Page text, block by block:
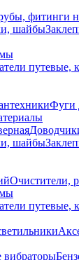
фитинги
шайбы
путевые,
Фуги
шайбы
Очистители,
путевые,